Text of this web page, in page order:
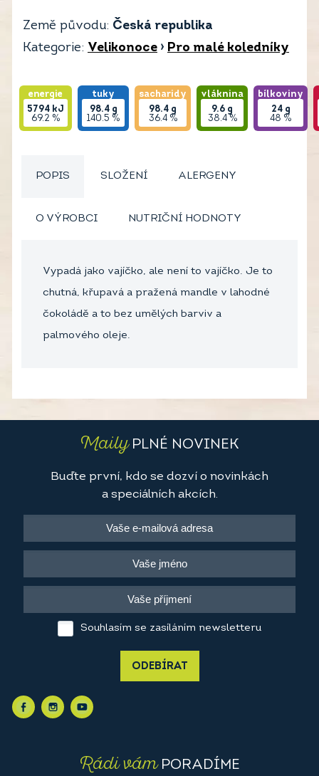
Země původu: Česká republika
Kategorie: Velikonoce › Pro malé koledníky
energie
5794 kJ
69.2 %
tuky
98.4 g
140.5 %
sacharidy
98.4 g
36.4 %
vláknina
9.6 g
38.4 %
bílkoviny
24 g
48 %
POPIS SLOŽENÍ ALERGENY
O VÝROBCI NUTRIČNÍ HODNOTY
Vypadá jako vajíčko, ale není to vajíčko. Je to
chutná, křupavá a pražená mandle v lahodné
čokoládě a to bez umělých barviv a
palmového oleje.
MailyPLNÉ NOVINEK
Buďte první, kdo se dozví o novinkách
a speciálních akcích.
Souhlasím se zasíláním newsletteru
ODEBÍRAT
Rádi vámPORADÍME